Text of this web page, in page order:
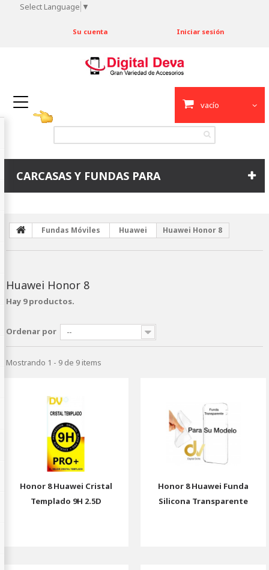
Select Language ▼
Iniciar sesión
Su cuenta
vacío
CARCASAS Y FUNDAS PARA
Fundas Móviles Huawei Huawei Honor 8
Huawei Honor 8
Hay 9 productos.
Ordenar por --
Mostrando 1 - 9 de 9 items
Honor 8 Huawei Cristal
Templado 9H 2.5D
Honor 8 Huawei Funda
Silicona Transparente